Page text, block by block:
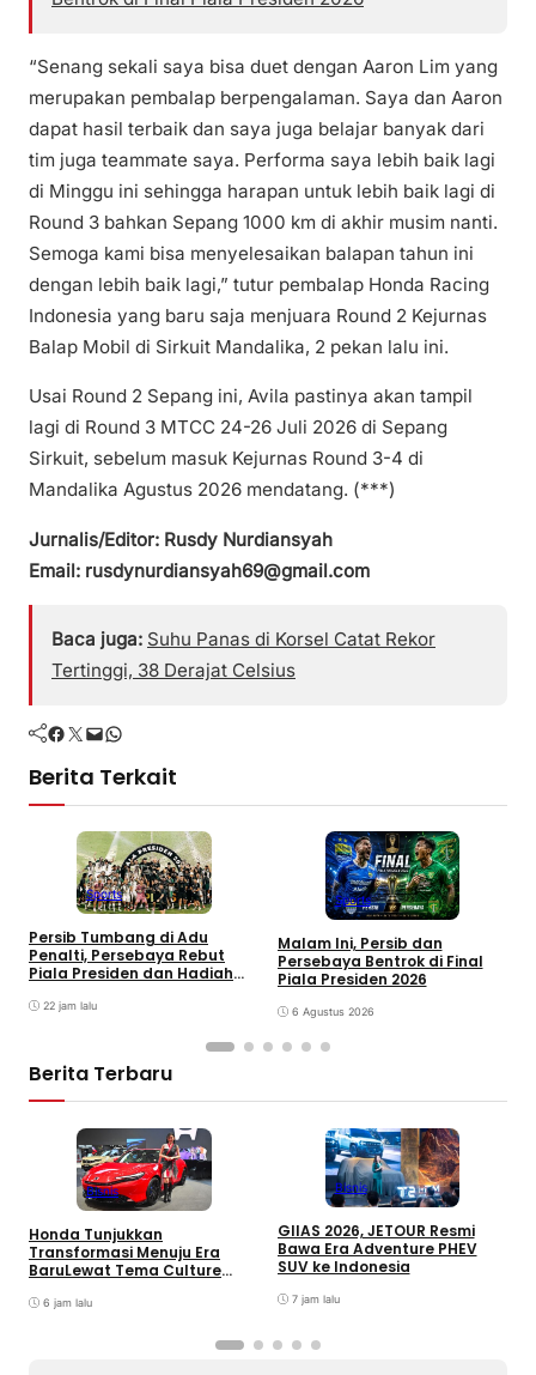
“Senang sekali saya bisa duet dengan Aaron Lim yang
merupakan pembalap berpengalaman. Saya dan Aaron
dapat hasil terbaik dan saya juga belajar banyak dari
tim juga teammate saya. Performa saya lebih baik lagi
di Minggu ini sehingga harapan untuk lebih baik lagi di
Round 3 bahkan Sepang 1000 km di akhir musim nanti.
Semoga kami bisa menyelesaikan balapan tahun ini
dengan lebih baik lagi,” tutur pembalap Honda Racing
Indonesia yang baru saja menjuara Round 2 Kejurnas
Balap Mobil di Sirkuit Mandalika, 2 pekan lalu ini.
Usai Round 2 Sepang ini, Avila pastinya akan tampil
lagi di Round 3 MTCC 24-26 Juli 2026 di Sepang
Sirkuit, sebelum masuk Kejurnas Round 3-4 di
Mandalika Agustus 2026 mendatang. (***)
Jurnalis/Editor: Rusdy Nurdiansyah
Email: rusdynurdiansyah69@gmail.com
Baca juga: Suhu Panas di Korsel Catat Rekor
Tertinggi, 38 Derajat Celsius
Facebook Twitter Mail WhatsApp
Berita Terkait
Sports
Persib Tumbang di Adu
Penalti, Persebaya Rebut
Piala Presiden dan Hadiah
22 jam lalu
Sports
Malam Ini, Persib dan
Persebaya Bentrok di Final
Piala Presiden 2026
6 Agustus 2026
Berita Terbaru
Bisnis
Honda Tunjukkan
Transformasi Menuju Era
BaruLewat Tema Culture
6 jam lalu
Bisnis
GIIAS 2026, JETOUR Resmi
Bawa Era Adventure PHEV
SUV ke Indonesia
7 jam lalu